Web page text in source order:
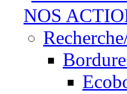
NOS